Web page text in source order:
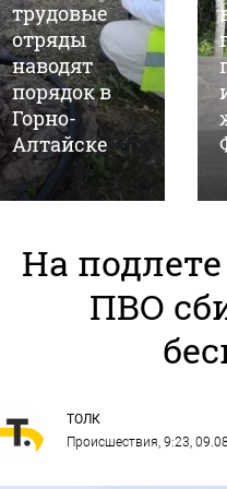
трудовые
отряды
наводят
порядок в
Горно-
Алтайске
На
ПВО
ТОЛК
Происшествия, 9:23,